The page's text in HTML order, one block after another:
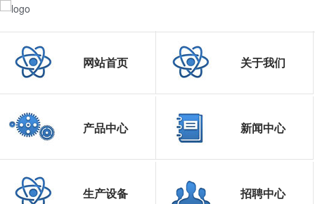
网站首页 关于我们
产品中心 新闻中心
生产设备 招聘中心